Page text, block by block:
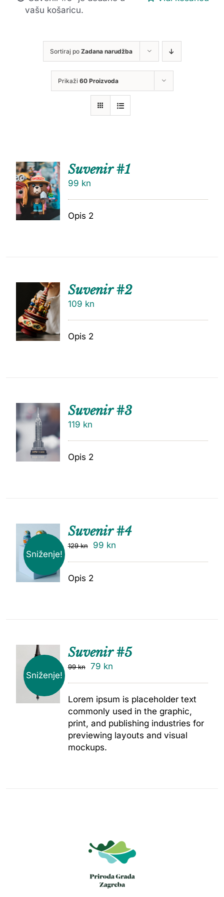
vašu košaricu.
Sortiraj po Zadana narudžba
Prikaži 60 Proizvoda
DODAJ
U
KOŠARI
CU
Suvenir #1
99 kn
Opis 2
DODAJ
U
KOŠARI
CU
Suvenir #2
109 kn
Opis 2
DODAJ
Suvenir #3
119 kn
Opis 2
Sniženje!
DODAJ
Suvenir #4
129kn 99 kn
Opis 2
Sniženje!
Suvenir #5
99kn 79 kn
Lorem ipsum is placeholder text
commonly used in the graphic,
print, and publishing industries for
previewing layouts and visual
mockups.